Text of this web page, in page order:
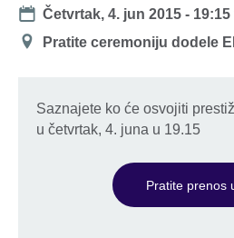
Date
Četvrtak, 4. jun 2015 - 19:15
Mesto
Pratite ceremoniju dodele
Saznajete ko će osvojiti
u četvrtak, 4. juna u 19.15
Pratite prenos